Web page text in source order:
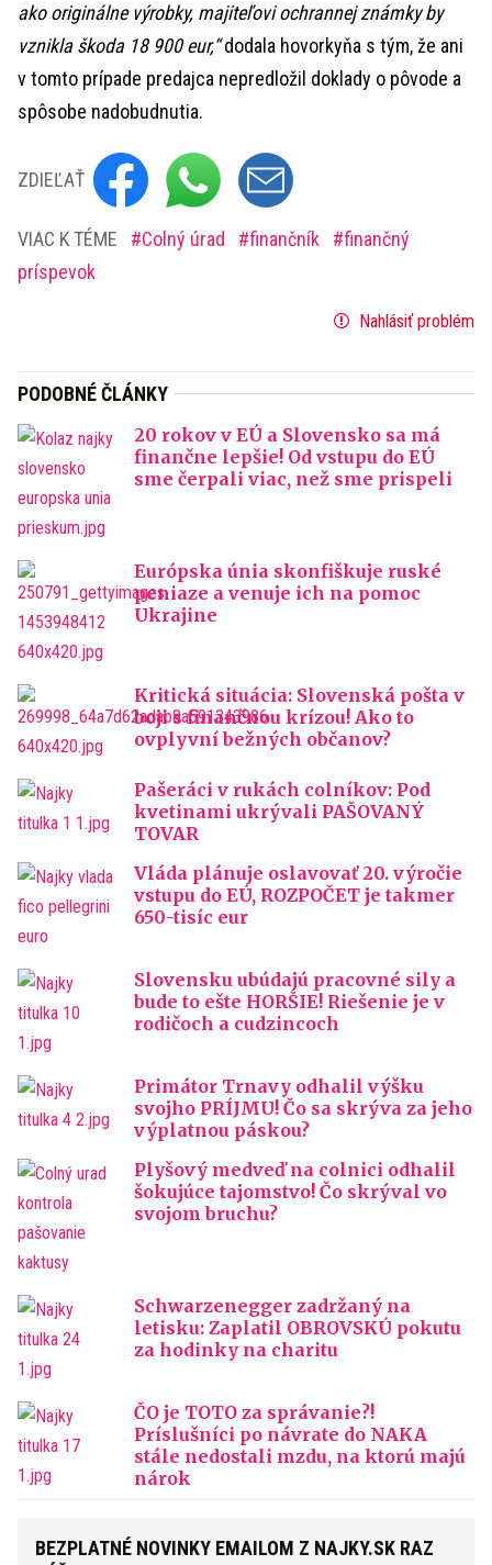
ako originálne výrobky, majiteľovi ochrannej známky by
vznikla škoda 18 900 eur,“dodala hovorkyňa s tým, že ani
v tomto prípade predajca nepredložil doklady o pôvode a
spôsobe nadobudnutia.
ZDIEĽAŤ
VIAC K TÉME Colný úrad finančník
finančný
príspevok
Nahlásiť problém
PODOBNÉ ČLÁNKY
20 rokov v EÚ a Slovensko sa má
finančne lepšie! Od vstupu do EÚ
sme čerpali viac, než sme prispeli
Európska únia skonfiškuje ruské
peniaze a venuje ich na pomoc
Ukrajine
Kritická situácia: Slovenská pošta v
boji s finančnou krízou! Ako to
ovplyvní bežných občanov?
Pašeráci v rukách colníkov: Pod
kvetinami ukrývali PAŠOVANÝ
TOVAR
Vláda plánuje oslavovať 20. výročie
vstupu do EÚ, ROZPOČET je takmer
650-tisíc eur
Slovensku ubúdajú pracovné sily a
bude to ešte HORŠIE! Riešenie je v
rodičoch a cudzincoch
Primátor Trnavy odhalil výšku
svojho PRÍJMU! Čo sa skrýva za jeho
výplatnou páskou?
Plyšový medveď na colnici odhalil
šokujúce tajomstvo! Čo skrýval vo
svojom bruchu?
Schwarzenegger zadržaný na
letisku: Zaplatil OBROVSKÚ pokutu
za hodinky na charitu
ČO je TOTO za správanie?!
Príslušníci po návrate do NAKA
stále nedostali mzdu, na ktorú majú
nárok
BEZPLATNÉ NOVINKY EMAILOM Z NAJKY.SK RAZ